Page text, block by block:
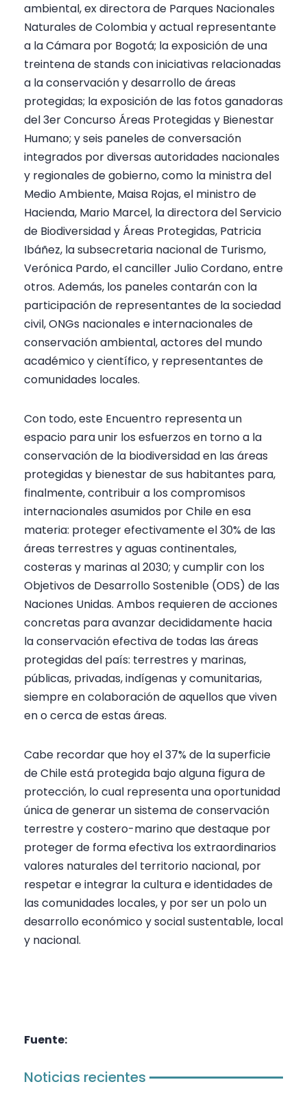
ambiental, ex directora de Parques Nacionales
Naturales de Colombia y actual representante
a la Cámara por Bogotá; la exposición de una
treintena de stands con iniciativas relacionadas
a la conservación y desarrollo de áreas
protegidas; la exposición de las fotos ganadoras
del 3er Concurso Áreas Protegidas y Bienestar
Humano; y seis paneles de conversación
integrados por diversas autoridades nacionales
y regionales de gobierno, como la ministra del
Medio Ambiente, Maisa Rojas, el ministro de
Hacienda, Mario Marcel, la directora del Servicio
de Biodiversidad y Áreas Protegidas, Patricia
Ibáñez, la subsecretaria nacional de Turismo,
Verónica Pardo, el canciller Julio Cordano, entre
otros. Además, los paneles contarán con la
participación de representantes de la sociedad
civil, ONGs nacionales e internacionales de
conservación ambiental, actores del mundo
académico y científico, y representantes de
comunidades locales.
Con todo, este Encuentro representa un
espacio para unir los esfuerzos en torno a la
conservación de la biodiversidad en las áreas
protegidas y bienestar de sus habitantes para,
finalmente, contribuir a los compromisos
internacionales asumidos por Chile en esa
materia: proteger efectivamente el 30% de las
áreas terrestres y aguas continentales,
costeras y marinas al 2030; y cumplir con los
Objetivos de Desarrollo Sostenible (ODS) de las
Naciones Unidas. Ambos requieren de acciones
concretas para avanzar decididamente hacia
la conservación efectiva de todas las áreas
protegidas del país: terrestres y marinas,
públicas, privadas, indígenas y comunitarias,
siempre en colaboración de aquellos que viven
en o cerca de estas áreas.
Cabe recordar que hoy el 37% de la superficie
de Chile está protegida bajo alguna figura de
protección, lo cual representa una oportunidad
única de generar un sistema de conservación
terrestre y costero-marino que destaque por
proteger de forma efectiva los extraordinarios
valores naturales del territorio nacional, por
respetar e integrar la cultura e identidades de
las comunidades locales, y por ser un polo un
desarrollo económico y social sustentable, local
y nacional.
Fuente:
Noticias recientes